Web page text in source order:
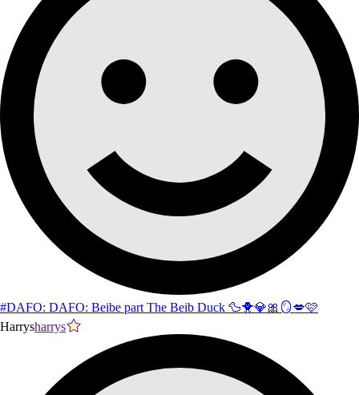
#DAFO: DAFO: Beibe part The Beib Duck 🦆🐥💎🎀🪞💋🩷
Harrysharrys